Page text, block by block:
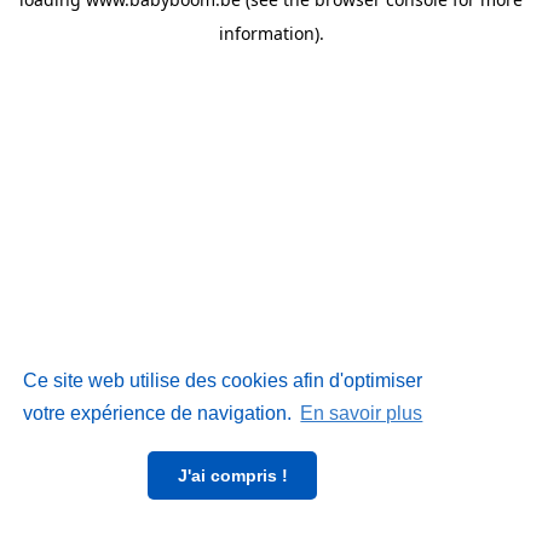
Ce site web utilise des cookies afin d'optimiser
votre expérience de navigation. En savoir plus
J'ai compris !
information).